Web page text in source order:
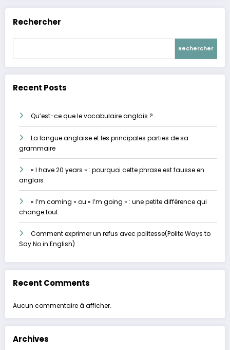
Rechercher
Rechercher
Recent Posts
Qu’est-ce que le vocabulaire anglais ?
La langue anglaise et les principales parties de sa
grammaire
« I have 20 years » : pourquoi cette phrase est fausse en
anglais
« I’m coming » ou « I’m going » : une petite différence qui
change tout
Comment exprimer un refus avec politesse(Polite Ways to
Say No in English)
Recent Comments
Aucun commentaire à afficher.
Archives